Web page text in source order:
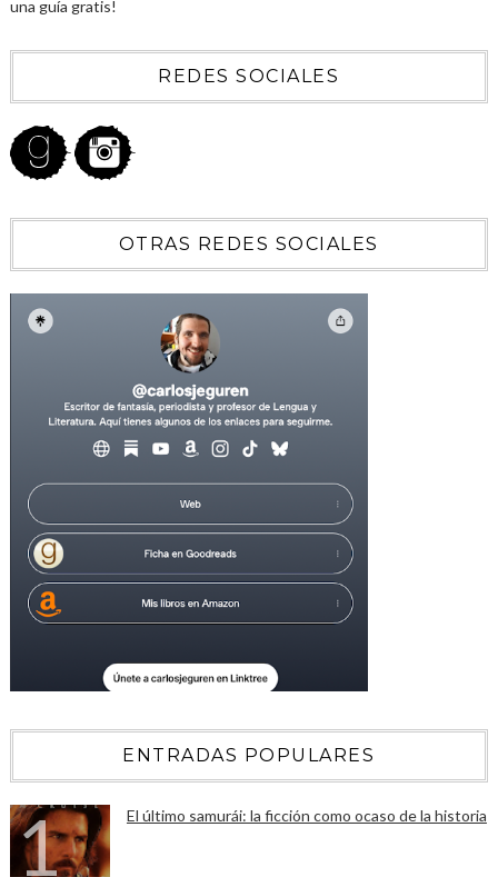
una guía gratis!
REDES SOCIALES
OTRAS REDES SOCIALES
ENTRADAS POPULARES
El último samurái: la ficción como ocaso de la historia